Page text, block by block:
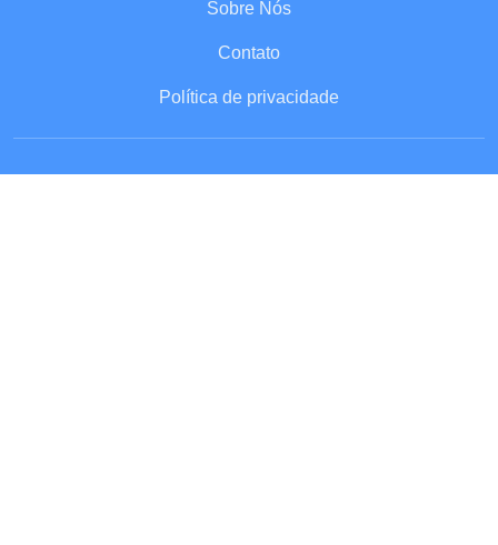
Sobre Nós
Contato
Política de privacidade